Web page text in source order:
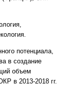
потенциала,
в создание
объем
в 2013-2018 гг.